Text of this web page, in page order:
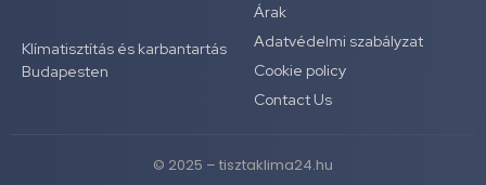
Klímatisztítás és karbantartás
Budapesten
Árak
Adatvédelmi szabályzat
Cookie policy
Contact Us
© 2025 – tisztaklima24.hu